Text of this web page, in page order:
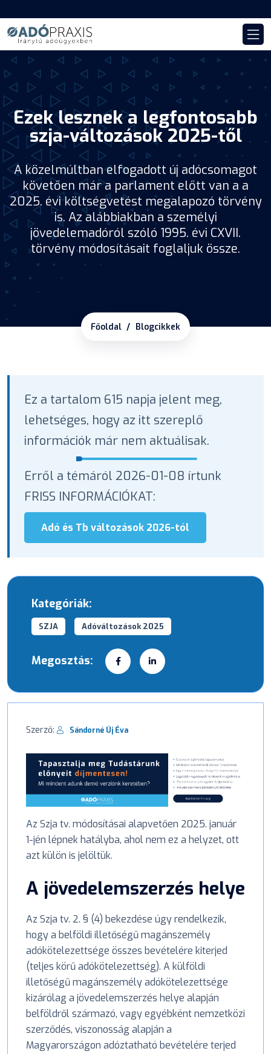
Ezek lesznek a legfontosabb
szja-változások 2025-től
A közelmúltban elfogadott új adócsomagot
követően már a parlament előtt van a a
2025. évi költségvetést megalapozó törvény
is. Az alábbiakban a személyi
jövedelemadóról szóló 1995. évi CXVII.
törvény módosításait foglaljuk össze.
Főoldal Blogcikkek
Ez a tartalom 615 napja jelent meg,
lehetséges, hogy az itt szereplő
információk már nem aktuálisak.
Erről a témáról 2026-01-08 írtunk
FRISS INFORMÁCIÓKAT:
Adó és Tb változások 2026-tól
Kategóriák:
SZJA Adóváltozások 2025
Megosztás:
Szerző: Sándorné Új Éva
Az Szja tv. módosításai alapvetően 2025. január
1-jén lépnek hatályba, ahol nem ez a helyzet, ott
azt külön is jelöltük.
A jövedelemszerzés helye
Az Szja tv. 2. § (4) bekezdése úgy rendelkezik,
hogy a belföldi illetőségű magánszemély
adókötelezettsége összes bevételére kiterjed
(teljes körű adókötelezettség). A külföldi
illetőségű magánszemély adókötelezettsége
kizárólag a jövedelemszerzés helye alapján
belföldről származó, vagy egyébként nemzetközi
szerződés, viszonosság alapján a
Magyarországon adóztatható bevételére terjed